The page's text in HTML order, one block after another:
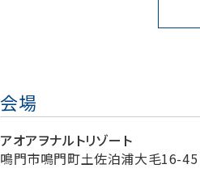
会場
アオアヲナルトリゾート
鳴門市鳴門町土佐泊浦大毛16-45